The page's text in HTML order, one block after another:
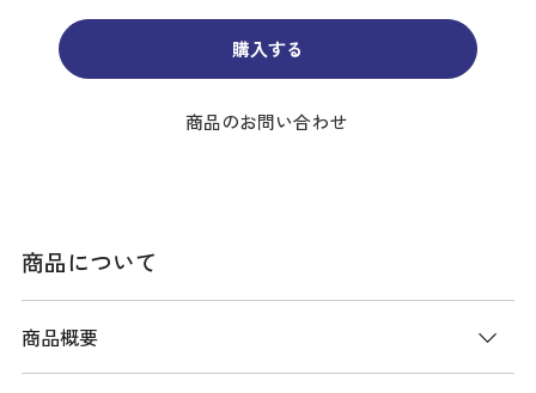
購入する
商品のお問い合わせ
商品について
商品概要